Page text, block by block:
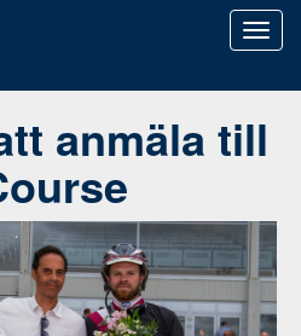
Toggle
anmäla till